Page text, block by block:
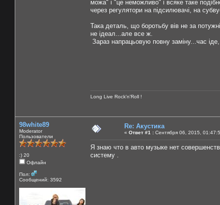
можа" і "це неможливо" і всяке таке
через регулятори на підсилювачі, на
Така деталь, що боротьбу вів не за
не ідеал...але все ж.
Зараз напрацьовую повну заміну...час
Long Live Rock'n'Roll !
98white89
Moderator
Пользователи
:) 20
Офлайн
Пол:
Сообщений: 3592
Re: Акустика
« Ответ #1 : Сентября 06, 2015,
Я знаю что в авто музыке нет
систему .